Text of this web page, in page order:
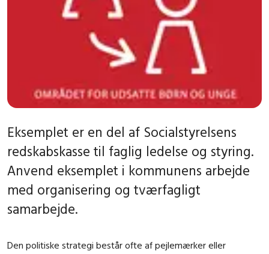
Eksemplet er en del af Socialstyrelsens
redskabskasse til faglig ledelse og styring.
Anvend eksemplet i kommunens arbejde
med organisering og tværfagligt
samarbejde.
Den politiske strategi består ofte af pejlemærker eller